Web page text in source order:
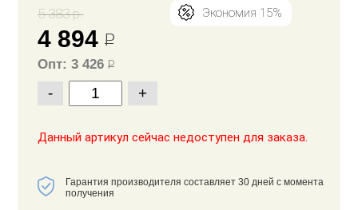
5 383 р. Экономия 15%
4 894Р
Опт: 3 426Р
- +
Данный артикул сейчас недоступен для заказа.
Гарантия производителя составляет 30 дней с момента
получения